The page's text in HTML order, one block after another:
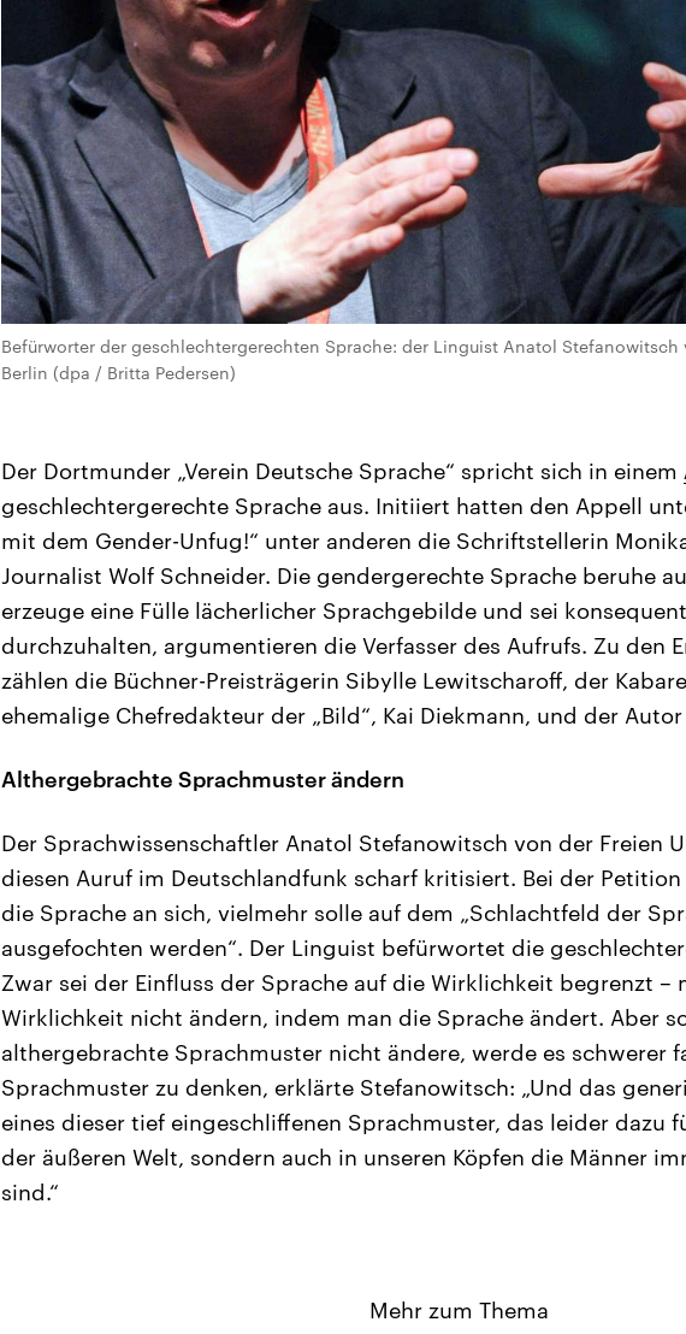
Befürworter der geschlechtergerechten Sprache: der Linguist Anatol
Berlin (dpa / Britta Pedersen)
Der Dortmunder „Verein Deutsche Sprache“ spricht sich in einem
geschlechtergerechte Sprache aus. Initiiert hatten den Appell
mit dem Gender-Unfug!“ unter anderen die Schriftstellerin
Journalist Wolf Schneider. Die gendergerechte Sprache beruhe
erzeuge eine Fülle lächerlicher Sprachgebilde und sei
durchzuhalten, argumentieren die Verfasser des Aufrufs. Zu den
zählen die Büchner-Preisträgerin Sibylle Lewitscharoff, der
ehemalige Chefredakteur der „Bild“, Kai Diekmann, und der
Althergebrachte Sprachmuster ändern
Der Sprachwissenschaftler Anatol Stefanowitsch von der Freien
diesen Auruf im Deutschlandfunk scharf kritisiert. Bei der
die Sprache an sich, vielmehr solle auf dem „Schlachtfeld der
ausgefochten werden“. Der Linguist befürwortet die
Zwar sei der Einfluss der Sprache auf die Wirklichkeit begrenzt –
Wirklichkeit nicht ändern, indem man die Sprache ändert. Aber
althergebrachte Sprachmuster nicht ändere, werde es schwerer
Sprachmuster zu denken, erklärte Stefanowitsch: „Und das
eines dieser tief eingeschliffenen Sprachmuster, das leider dazu
der äußeren Welt, sondern auch in unseren Köpfen die Männer
sind.“
Mehr zum Thema